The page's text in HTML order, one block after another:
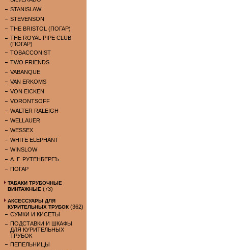
STANISLAW
STEVENSON
THE BRISTOL (ПОГАР)
THE ROYAL PIPE CLUB
(ПОГАР)
TOBACCONIST
TWO FRIENDS
VABANQUE
VAN ERKOMS
VON EICKEN
VORONTSOFF
WALTER RALEIGH
WELLAUER
WESSEX
WHITE ELEPHANT
WINSLOW
А. Г. РУТЕНБЕРГЪ
ПОГАР
ТАБАКИ ТРУБОЧНЫЕ
ВИНТАЖНЫЕ (73)
АКСЕССУАРЫ ДЛЯ
КУРИТЕЛЬНЫХ ТРУБОК (362)
СУМКИ И КИСЕТЫ
ПОДСТАВКИ И ШКАФЫ
ДЛЯ КУРИТЕЛЬНЫХ
ТРУБОК
ПЕПЕЛЬНИЦЫ